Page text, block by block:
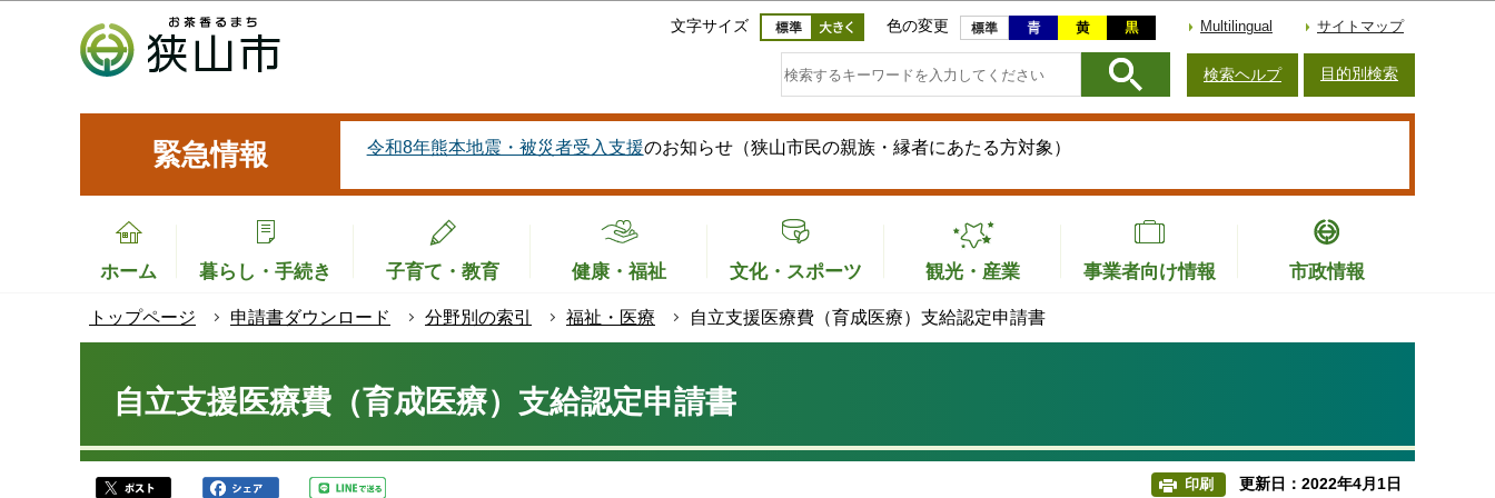
このページの本文へ移動
文字サイズ 色の変更 Multilingual サイトマップ
検索ヘルプ 目的別検索
緊急情報 令和8年熊本地震・被災者受入支援のお知らせ（狭山市民の親族・縁者にあたる方対象）
ホーム 暮らし・手続き 子育て・教育 健康・福祉 文化・スポーツ 観光・産業 事業者向け情報 市政情報
トップページ 申請書ダウンロード 分野別の索引 福祉・医療 自立支援医療費（育成医療）支給認定申請書
自立支援医療費（育成医療）支給認定申請書
印刷 更新日：2022年4月1日